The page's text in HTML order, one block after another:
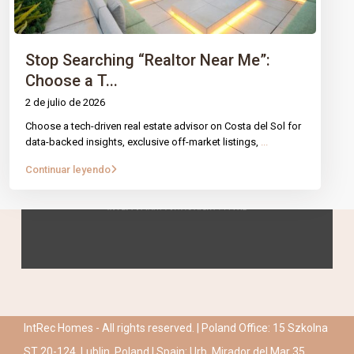
Stop Searching “Realtor Near Me”:
Choose a T...
2 de julio de 2026
Choose a tech-driven real estate advisor on Costa del Sol for
data-backed insights, exclusive off-market listings,
Continuar leyendo
IntRec Homes - All rights reserved. | Poland Office: 15 Szkolna